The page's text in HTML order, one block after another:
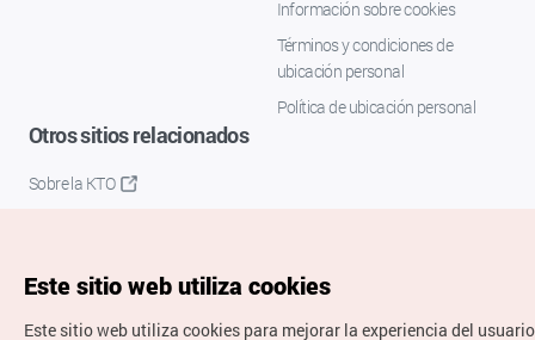
Información sobre cookies
Términos y condiciones de
ubicación personal
Política de ubicación personal
Otros sitios relacionados
Sobre la KTO
Este sitio web utiliza cookies
Este sitio web utiliza cookies para mejorar la experiencia del